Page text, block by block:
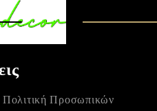
Πολιτική Προσωπικών